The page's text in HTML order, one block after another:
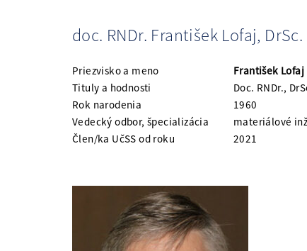
doc. RNDr. František Lofaj, DrSc.
Priezvisko a meno
František Lofaj
Tituly a hodnosti
Doc. RNDr.,
Rok narodenia
1960
Vedecký odbor, špecializácia
materiálové
Člen/ka UčSS od roku
2021